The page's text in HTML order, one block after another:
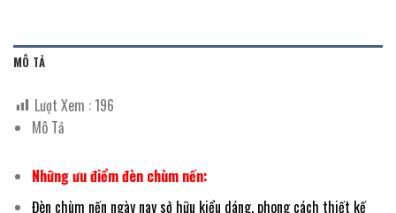
MÔ TẢ
Lượt Xem :196
Mô Tả
Những ưu điểm đèn chùm nến:
Đèn chùm nến ngày nay sở hữu kiểu dáng, phong cách thiết kế